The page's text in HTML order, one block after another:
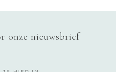
onze nieuwsbrief